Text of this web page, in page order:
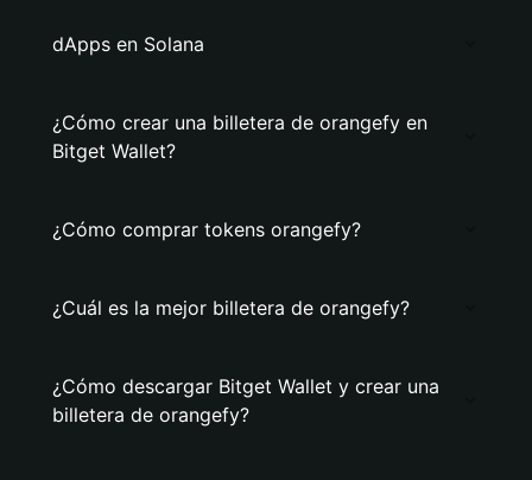
dApps en Solana
¿Cómo crear una billetera de orangefy en
Bitget Wallet?
¿Cómo comprar tokens orangefy?
¿Cuál es la mejor billetera de orangefy?
¿Cómo descargar Bitget Wallet y crear una
billetera de orangefy?